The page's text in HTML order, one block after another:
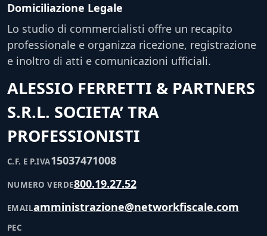
Domiciliazione Legale
Lo studio di commercialisti offre un recapito
professionale e organizza ricezione, registrazione
e inoltro di atti e comunicazioni ufficiali.
ALESSIO FERRETTI & PARTNERS
S.R.L. SOCIETA’ TRA
PROFESSIONISTI
C.F. E P.IVA15037471008
NUMERO VERDE800.19.27.52
EMAILamministrazione@networkfiscale.com
PEC